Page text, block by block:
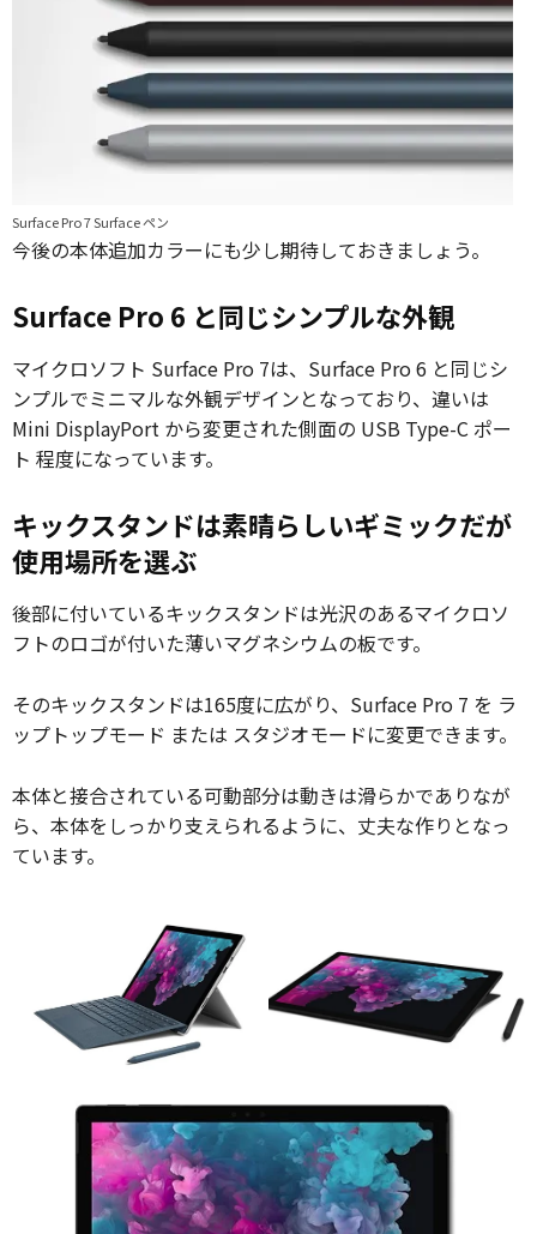
Surface Pro 7 Surface ペン
今後の本体追加カラーにも少し期待しておきましょう。
Surface Pro 6 と同じシンプルな外観
マイクロソフト Surface Pro 7は、Surface Pro 6 と同じシ
ンプルでミニマルな外観デザインとなっており、違いは
Mini DisplayPort から変更された側面の USB Type-C ポー
ト 程度になっています。
キックスタンドは素晴らしいギミックだが
使用場所を選ぶ
後部に付いているキックスタンドは光沢のあるマイクロソ
フトのロゴが付いた薄いマグネシウムの板です。
そのキックスタンドは165度に広がり、Surface Pro 7 を ラ
ップトップモード または スタジオモードに変更できます。
本体と接合されている可動部分は動きは滑らかでありなが
ら、本体をしっかり支えられるように、丈夫な作りとなっ
ています。